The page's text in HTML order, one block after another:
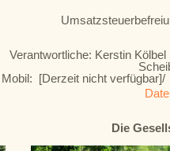
Verantwortliche: Kerstin
Mobil: [Derzeit nicht
Die